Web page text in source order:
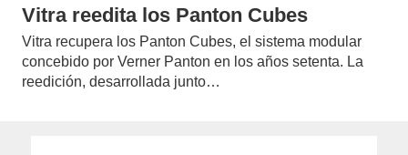
Vitra reedita los Panton Cubes
Vitra recupera los Panton Cubes, el sistema modular
concebido por Verner Panton en los años setenta. La
reedición, desarrollada junto…